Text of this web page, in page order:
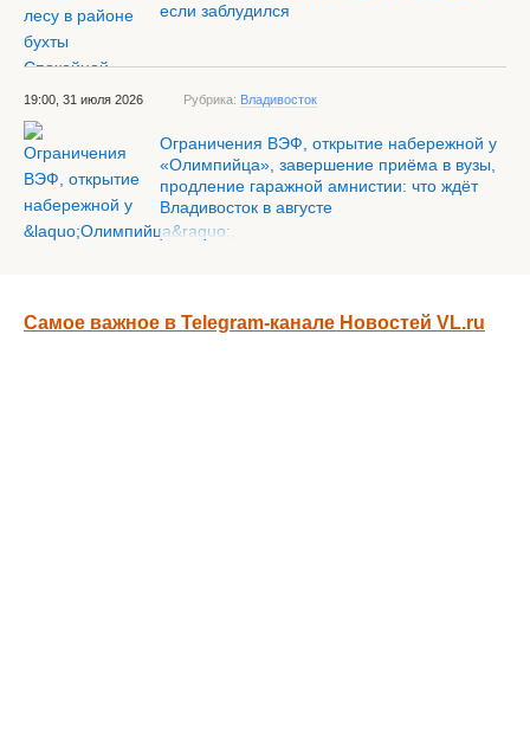
если заблудился
19:00, 31 июля 2026 Рубрика: Владивосток
Ограничения ВЭФ, открытие набережной у
«Олимпийца», завершение приёма в вузы,
продление гаражной амнистии: что ждёт
Владивосток в августе
Самое важное в Telegram-канале Новостей VL.ru